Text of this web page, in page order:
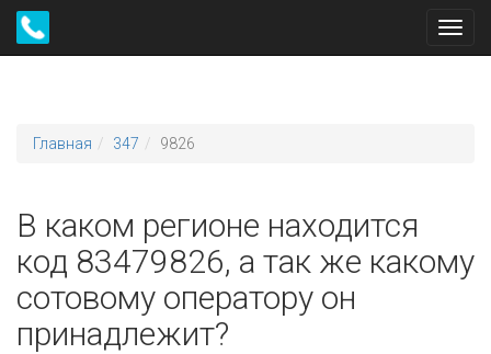
Главная 347 9826
В каком регионе находится
код 83479826, а так же какому
сотовому оператору он
принадлежит?